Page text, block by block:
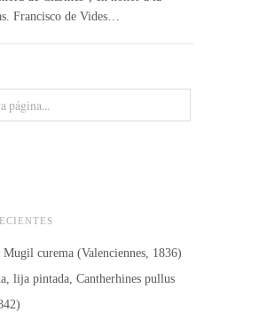
Francisco de Vides…
curema (Valenciennes, 1836)
lija pintada, Cantherhines pullus